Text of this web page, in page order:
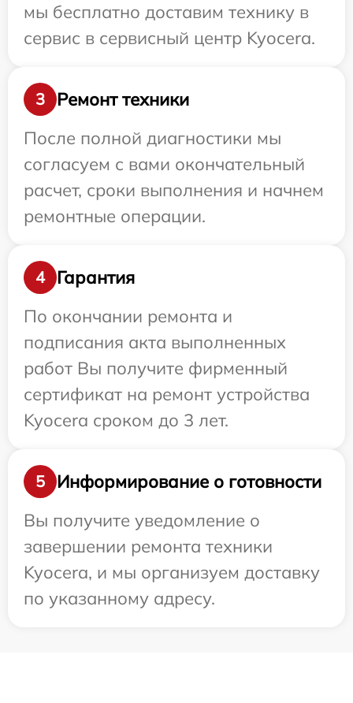
мы бесплатно доставим технику в
сервис в сервисный центр Kyocera.
3
Ремонт техники
После полной диагностики мы
согласуем с вами окончательный
расчет, сроки выполнения и начнем
ремонтные операции.
4
Гарантия
По окончании ремонта и
подписания акта выполненных
работ Вы получите фирменный
сертификат на ремонт устройства
Kyocera сроком до 3 лет.
5
Информирование о готовности
Вы получите уведомление о
завершении ремонта техники
Kyocera, и мы организуем доставку
по указанному адресу.